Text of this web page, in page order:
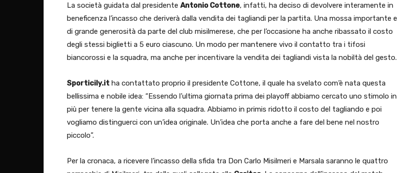
La società guidata dal presidente Antonio Cottone, infatti, ha deciso di devolvere interamente in
beneficenza l’incasso che deriverà dalla vendita dei tagliandi per la partita. Una mossa importante e
di grande generosità da parte del club misilmerese, che per l’occasione ha anche ribassato il costo
degli stessi biglietti a 5 euro ciascuno. Un modo per mantenere vivo il contatto tra i tifosi
biancorossi e la squadra, ma anche per incentivare la vendita dei tagliandi vista la nobiltà del gesto.
Sporticily.it ha contattato proprio il presidente Cottone, il quale ha svelato com’è nata questa
bellissima e nobile idea: “Essendo l’ultima giornata prima dei playoff abbiamo cercato uno stimolo in
più per tenere la gente vicina alla squadra. Abbiamo in primis ridotto il costo del tagliando e poi
vogliamo distinguerci con un’idea originale. Un’idea che porta anche a fare del bene nel nostro
piccolo”.
Per la cronaca, a ricevere l’incasso della sfida tra Don Carlo Misilmeri e Marsala saranno le quattro